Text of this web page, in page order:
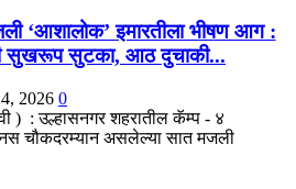
‘आशालोक’ इमारतीला भीषण आग :
सुखरूप सुटका, आठ दुचाकी...
2026 0
) : उल्हासनगर शहरातील कॅम्प - ४
चौकदरम्यान असलेल्या सात मजली